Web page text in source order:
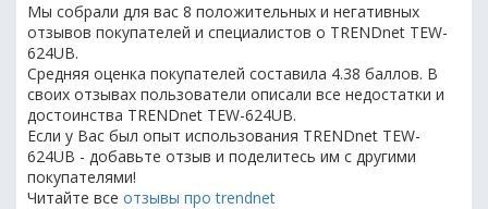
Мы собрали для вас 8 положительных и негативных
отзывов покупателей и специалистов о TRENDnet TEW-
624UB.
Средняя оценка покупателей составила 4.38 баллов. В
своих отзывах пользователи описали все недостатки и
достоинства TRENDnet TEW-624UB.
Если у Вас был опыт использования TRENDnet TEW-
624UB - добавьте отзыв и поделитесь им с другими
покупателями!
Читайте все отзывы про trendnet